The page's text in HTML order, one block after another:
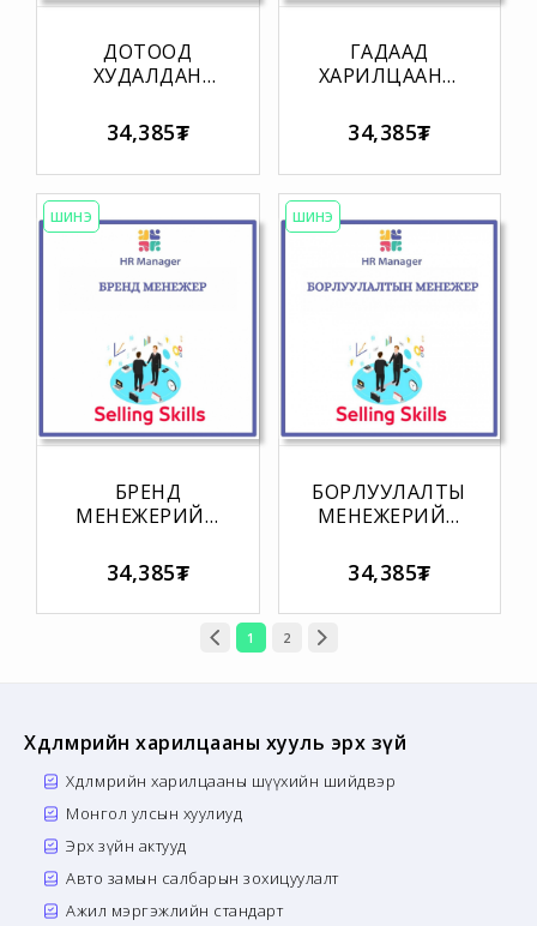
ДОТООД
ХУДАЛДАН
МЕНЕЖЕРИЙН
УР ЧАДВАРЫН
МАТРИЦ
34,385₮
ГАДААД
ХАРИЛЦААНЫ
УР ЧАДВАРЫН
МАТРИЦ
34,385₮
ШИНЭ
БРЕНД
МЕНЕЖЕРИЙН
МАТРИЦ
34,385₮
ШИНЭ
БОРЛУУЛАЛТЫН
МЕНЕЖЕРИЙН
МАТРИЦ
34,385₮
1 2
Хөдөлмөрийн харилцааны хууль эрх зүй
Хөдөлмөрийн харилцааны шүүхийн шийдвэр
Монгол улсын хуулиуд
Эрх зүйн актууд
Авто замын салбарын зохицуулалт
Ажил мэргэжлийн стандарт